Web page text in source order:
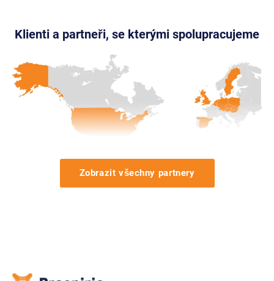
Klienti a partneři, se kterými spolupracujeme
Zobrazit všechny partnery